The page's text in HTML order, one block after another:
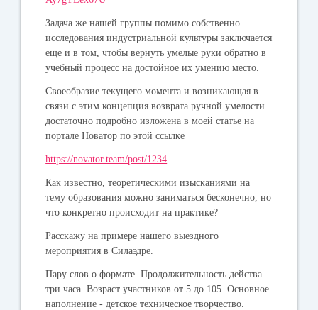
Задача же нашей группы помимо собственно
исследования индустриальной культуры заключается
еще и в том, чтобы вернуть умелые руки обратно в
учебный процесс на достойное их умению место.
Своеобразие текущего момента и возникающая в
связи с этим концепция возврата ручной умелости
достаточно подробно изложена в моей статье на
портале Новатор по этой ссылке
https://novator.team/post/1234
Как известно, теоретическими изысканиями на
тему образования можно заниматься бесконечно, но
что конкретно происходит на практике?
Расскажу на примере нашего выездного
мероприятия в Силаэдре.
Пару слов о формате. Продолжительность действа
три часа. Возраст участников от 5 до 105. Основное
наполнение - детское техническое творчество.